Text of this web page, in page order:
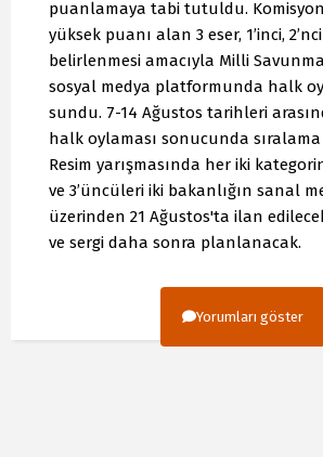
puanlamaya tabi tutuldu.
yüksek puanı alan 3 eser, 1’inci,
belirlenmesi amacıyla Milli
sosyal medya platformunda halk
sundu. 7-14 Ağustos tarihleri
halk oylaması sonucunda
Resim yarışmasında her iki
ve 3’üncüleri iki bakanlığın sanal
üzerinden 21 Ağustos'ta ilan
ve sergi daha sonra planlanacak.
Yorumları göster